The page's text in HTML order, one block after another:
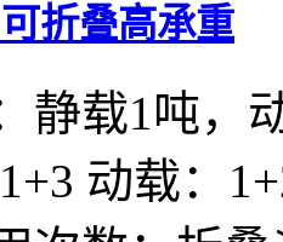
可折叠高承重
静载1吨，
动载：